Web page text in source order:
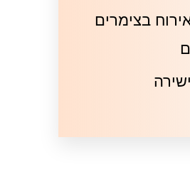
בצימרים